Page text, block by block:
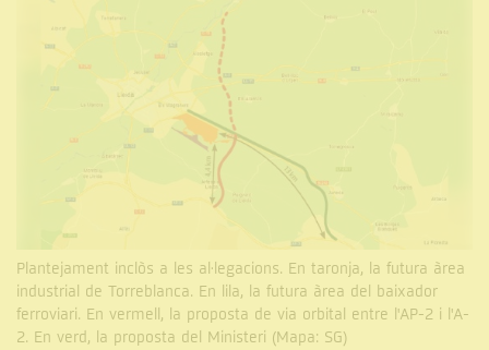
Plantejament inclòs a les al·legacions. En taronja, la futura àrea
industrial de Torreblanca. En lila, la futura àrea del baixador
ferroviari. En vermell, la proposta de via orbital entre l'AP-2 i l'A-
2. En verd, la proposta del Ministeri (Mapa: SG)